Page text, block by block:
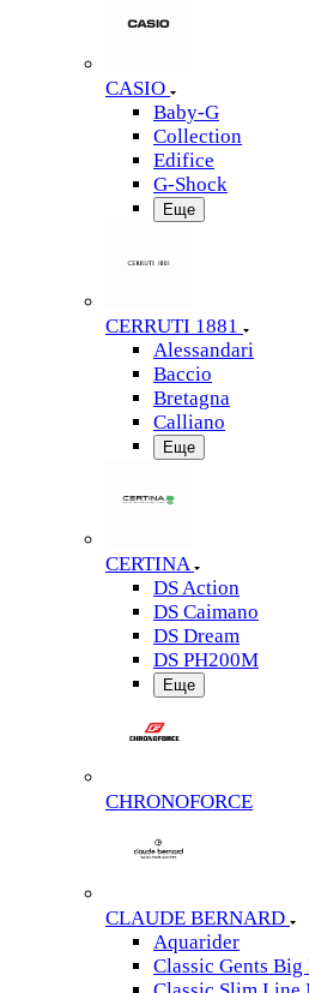
CASIO
Baby-G
Collection
Edifice
G-Shock
Еще
CERRUTI 1881
Alessandari
Baccio
Bretagna
Calliano
Еще
CERTINA
DS Action
DS Caimano
DS Dream
DS PH200M
Еще
CHRONOFORCE
CLAUDE BERNARD
Aquarider
Classic Gents Big